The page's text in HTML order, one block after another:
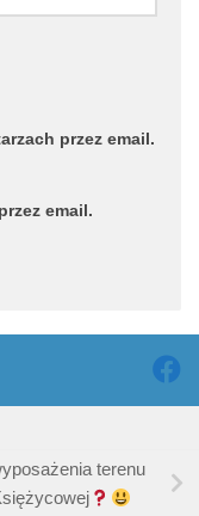
przez email.
email.
terenu